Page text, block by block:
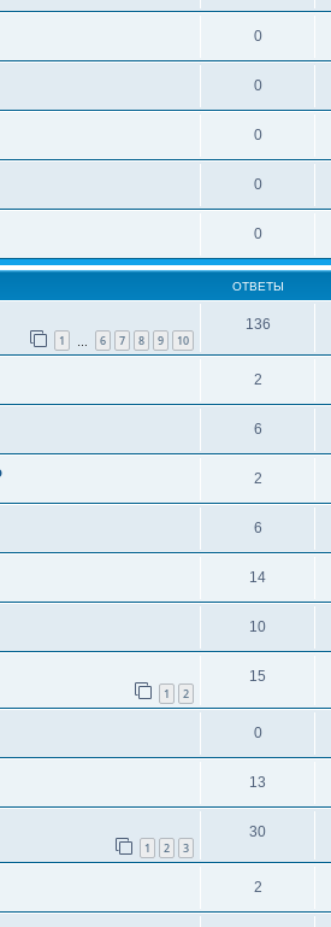
0
0
0
0
0
ОТВЕТЫ
1 6 7 8 9 10
136
2
6
2
6
14
10
1 2
15
0
13
1 2 3
30
2